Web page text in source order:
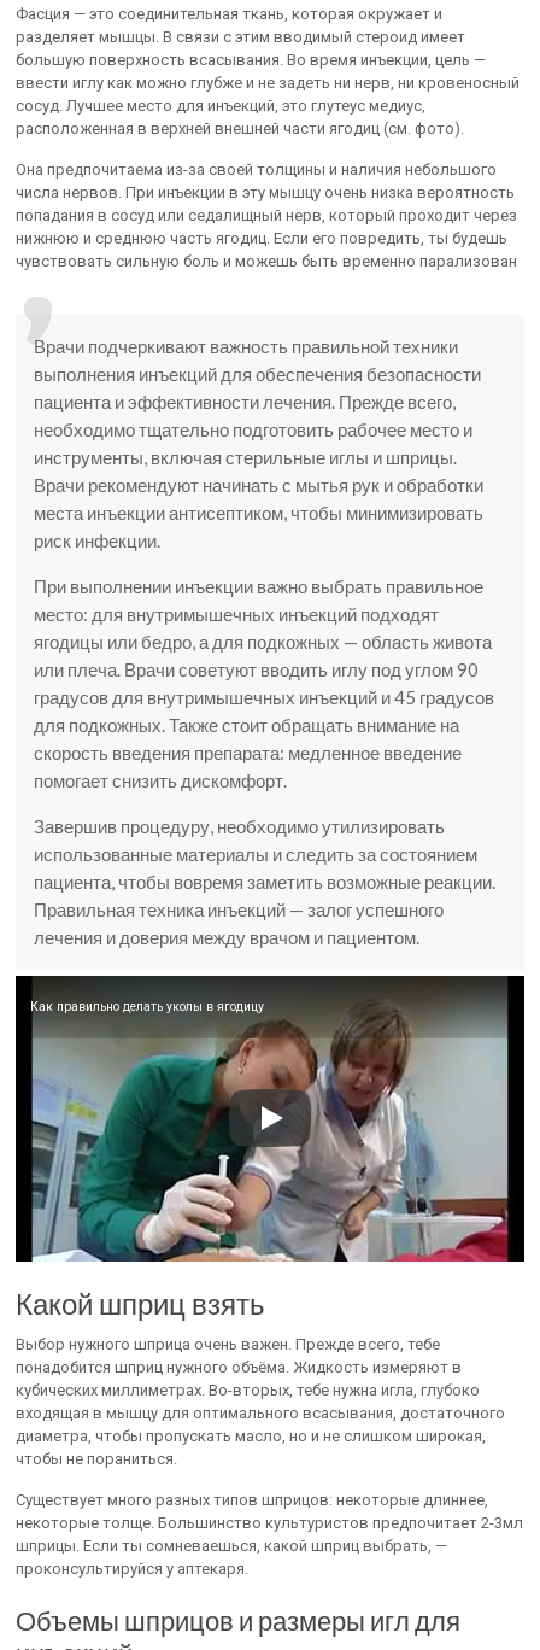
Фасция — это соединительная ткань, которая окружает и
разделяет мышцы. В связи с этим вводимый стероид имеет
большую поверхность всасывания. Во время инъекции, цель —
ввести иглу как можно глубже и не задеть ни нерв, ни кровеносный
сосуд. Лучшее место для инъекций, это глутеус медиус,
расположенная в верхней внешней части ягодиц (см. фото).
Она предпочитаема из-за своей толщины и наличия небольшого
числа нервов. При инъекции в эту мышцу очень низка вероятность
попадания в сосуд или седалищный нерв, который проходит через
нижнюю и среднюю часть ягодиц. Если его повредить, ты будешь
чувствовать сильную боль и можешь быть временно парализован
Врачи подчеркивают важность правильной техники
выполнения инъекций для обеспечения безопасности
пациента и эффективности лечения. Прежде всего,
необходимо тщательно подготовить рабочее место и
инструменты, включая стерильные иглы и шприцы.
Врачи рекомендуют начинать с мытья рук и обработки
места инъекции антисептиком, чтобы минимизировать
риск инфекции.
При выполнении инъекции важно выбрать правильное
место: для внутримышечных инъекций подходят
ягодицы или бедро, а для подкожных — область живота
или плеча. Врачи советуют вводить иглу под углом 90
градусов для внутримышечных инъекций и 45 градусов
для подкожных. Также стоит обращать внимание на
скорость введения препарата: медленное введение
помогает снизить дискомфорт.
Завершив процедуру, необходимо утилизировать
использованные материалы и следить за состоянием
пациента, чтобы вовремя заметить возможные реакции.
Правильная техника инъекций — залог успешного
лечения и доверия между врачом и пациентом.
Как правильно делать уколы в ягодицу
Какой шприц взять
Выбор нужного шприца очень важен. Прежде всего, тебе
понадобится шприц нужного объёма. Жидкость измеряют в
кубических миллиметрах. Во-вторых, тебе нужна игла, глубоко
входящая в мышцу для оптимального всасывания, достаточного
диаметра, чтобы пропускать масло, но и не слишком широкая,
чтобы не пораниться.
Существует много разных типов шприцов: некоторые длиннее,
некоторые толще. Большинство культуристов предпочитает 2-3мл
шприцы. Если ты сомневаешься, какой шприц выбрать, —
проконсультируйся у аптекаря.
Объемы шприцов и размеры игл для